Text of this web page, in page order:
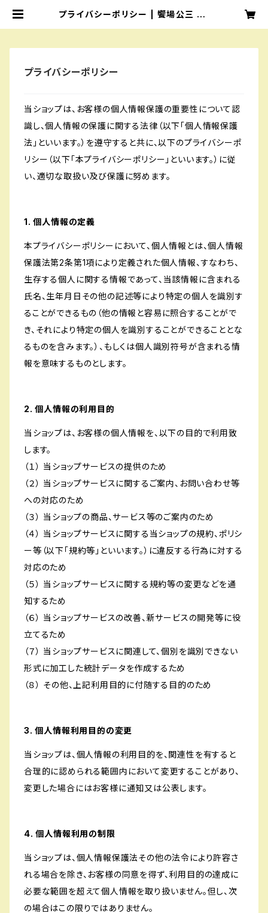
プライバシーポリシー | 饗場公三 se
プライバシーポリシー
当ショップは、お客様の個人情報保護の重要性について認
識し、個人情報の保護に関する法律（以下「個人情報保護
法」といいます。）を遵守すると共に、以下のプライバシーポ
リシー（以下「本プライバシーポリシー」といいます。）に従
い、適切な取扱い及び保護に努めます。
1. 個人情報の定義
本プライバシーポリシーにおいて、個人情報とは、個人情報
保護法第2条第1項により定義された個人情報、すなわち、
生存する個人に関する情報であって、当該情報に含まれる
氏名、生年月日その他の記述等により特定の個人を識別す
ることができるもの（他の情報と容易に照合することがで
き、それにより特定の個人を識別することができることとな
るものを含みます。）、もしくは個人識別符号が含まれる情
報を意味するものとします。
2. 個人情報の利用目的
当ショップは、お客様の個人情報を、以下の目的で利用致
します。
（１） 当ショップサービスの提供のため
（２） 当ショップサービスに関するご案内、お問い合わせ等
への対応のため
（３） 当ショップの商品、サービス等のご案内のため
（４） 当ショップサービスに関する当ショップの規約、ポリシ
ー等（以下「規約等」といいます。）に違反する行為に対する
対応のため
（５） 当ショップサービスに関する規約等の変更などを通
知するため
（６） 当ショップサービスの改善、新サービスの開発等に役
立てるため
（７） 当ショップサービスに関連して、個別を識別できない
形式に加工した統計データを作成するため
（８） その他、上記利用目的に付随する目的のため
3. 個人情報利用目的の変更
当ショップは、個人情報の利用目的を、関連性を有すると
合理的に認められる範囲内において変更することがあり、
変更した場合にはお客様に通知又は公表します。
4. 個人情報利用の制限
当ショップは、個人情報保護法その他の法令により許容さ
れる場合を除き、お客様の同意を得ず、利用目的の達成に
必要な範囲を超えて個人情報を取り扱いません。但し、次
の場合はこの限りではありません。